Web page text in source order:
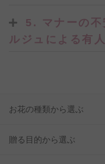
5. マナーの不
ルジュによる有
お花の種類から選ぶ
贈る目的から選ぶ